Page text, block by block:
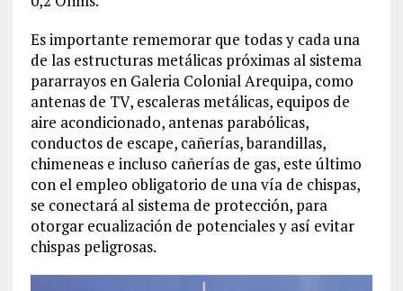
Es importante rememorar que todas y cada una
de las estructuras metálicas próximas al sistema
pararrayos en Galeria Colonial Arequipa, como
antenas de TV, escaleras metálicas, equipos de
aire acondicionado, antenas parabólicas,
conductos de escape, cañerías, barandillas,
chimeneas e incluso cañerías de gas, este último
con el empleo obligatorio de una vía de chispas,
se conectará al sistema de protección, para
otorgar ecualización de potenciales y así evitar
chispas peligrosas.